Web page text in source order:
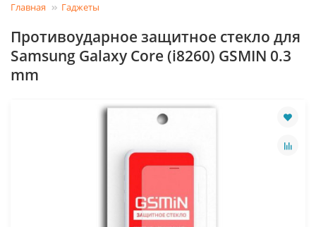
Главная Гаджеты
Противоударное защитное стекло для
Samsung Galaxy Core (i8260) GSMIN 0.3
mm